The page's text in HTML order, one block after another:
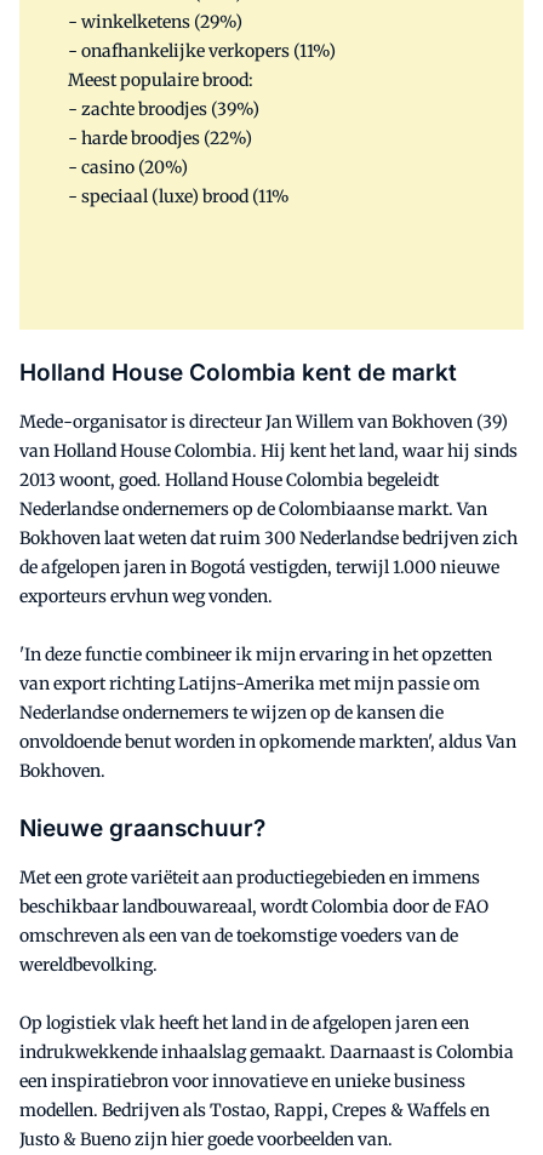
- winkelketens (29%)
- onafhankelijke verkopers (11%)
Meest populaire brood:
- zachte broodjes (39%)
- harde broodjes (22%)
- casino (20%)
- speciaal (luxe) brood (11%
Holland House Colombia kent de markt
Mede-organisator is directeur Jan Willem van Bokhoven (39)
van Holland House Colombia. Hij kent het land, waar hij sinds
2013 woont, goed. Holland House Colombia begeleidt
Nederlandse ondernemers op de Colombiaanse markt. Van
Bokhoven laat weten dat ruim 300 Nederlandse bedrijven zich
de afgelopen jaren in Bogotá vestigden, terwijl 1.000 nieuwe
exporteurs ervhun weg vonden.
'In deze functie combineer ik mijn ervaring in het opzetten
van export richting Latijns-Amerika met mijn passie om
Nederlandse ondernemers te wijzen op de kansen die
onvoldoende benut worden in opkomende markten', aldus Van
Bokhoven.
Nieuwe graanschuur?
Met een grote variëteit aan productiegebieden en immens
beschikbaar landbouwareaal, wordt Colombia door de FAO
omschreven als een van de toekomstige voeders van de
wereldbevolking.
Op logistiek vlak heeft het land in de afgelopen jaren een
indrukwekkende inhaalslag gemaakt. Daarnaast is Colombia
een inspiratiebron voor innovatieve en unieke business
modellen. Bedrijven als Tostao, Rappi, Crepes & Waffels en
Justo & Bueno zijn hier goede voorbeelden van.